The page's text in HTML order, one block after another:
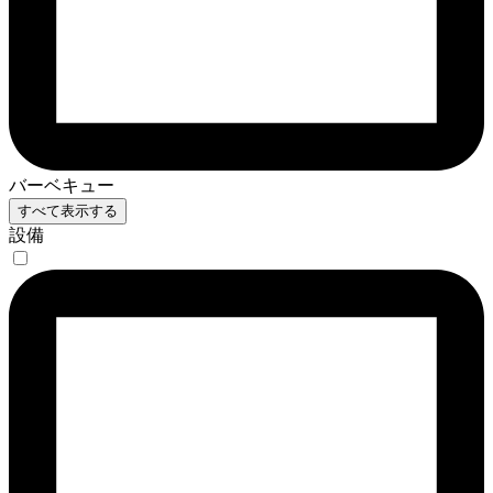
バーベキュー
すべて表示する
設備